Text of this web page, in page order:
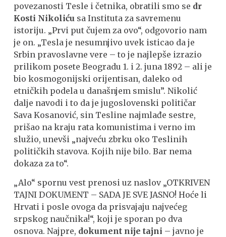
povezanosti Tesle i četnika, obratili smo se dr
Kosti Nikoliću sa Instituta za savremenu
istoriju. „Prvi put čujem za ovo“, odgovorio nam
je on. „Tesla je nesumnjivo uvek isticao da je
Srbin pravoslavne vere – to je najlepše izrazio
prilikom posete Beogradu 1. i 2. juna 1892 – ali je
bio kosmogonijski orijentisan, daleko od
etničkih podela u današnjem smislu”. Nikolić
dalje navodi i to da je jugoslovenski političar
Sava Kosanović, sin Tesline najmlađe sestre,
prišao na kraju rata komunistima i verno im
služio, unevši „najveću zbrku oko Teslinih
političkih stavova. Kojih nije bilo. Bar nema
dokaza za to“.
„Alo“ spornu vest prenosi uz naslov „OTKRIVEN
TAJNI DOKUMENT – SADA JE SVE JASNO! Hoće li
Hrvati i posle ovoga da prisvajaju najvećeg
srpskog naučnika!“, koji je sporan po dva
osnova. Najpre, dokument nije tajni – javno je